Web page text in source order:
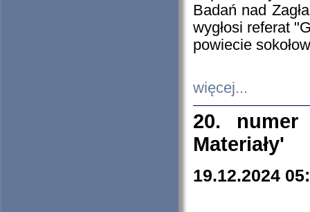
Badań nad
wygłosi referat
powiecie
więcej...
20. numer
Materiały'
19.12.2024